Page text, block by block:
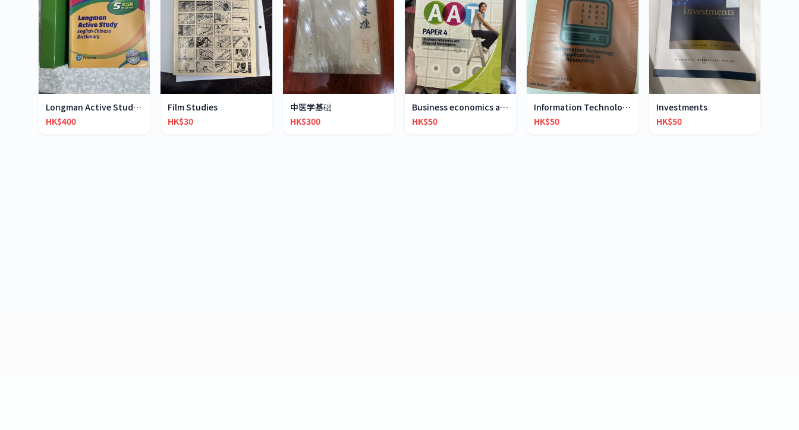
Longman Active Study English-Chinese Dictionary
HK$400
Film Studies
HK$30
中医学基础
HK$300
Business economics and financial mathematics
HK$50
Information Technology Application in Accounting
HK$50
Investments
HK$50